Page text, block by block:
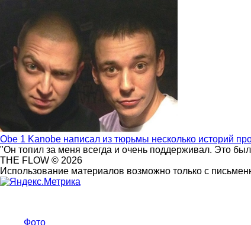
Obe 1 Kanobe написал из тюрьмы несколько историй
"Он топил за меня всегда и очень поддерживал. Это
THE FLOW © 2026
Использование материалов возможно только с
Фото